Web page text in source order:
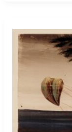
taktığını
görmek